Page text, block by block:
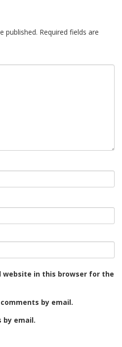
published. Required fields are
website in this browser for the
by email.
by email.